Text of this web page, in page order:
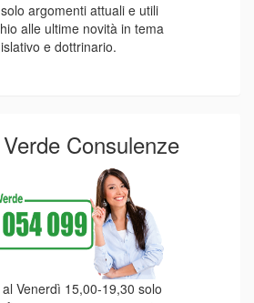
argomenti attuali e utili
alle ultime novità in tema
e dottrinario.
Consulenze
Venerdì 15,00-19,30 solo